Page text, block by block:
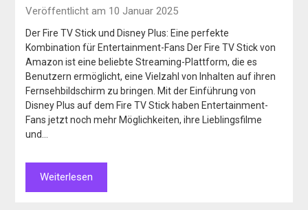
Veröffentlicht am 10 Januar 2025
Der Fire TV Stick und Disney Plus: Eine perfekte
Kombination für Entertainment-Fans Der Fire TV Stick von
Amazon ist eine beliebte Streaming-Plattform, die es
Benutzern ermöglicht, eine Vielzahl von Inhalten auf ihren
Fernsehbildschirm zu bringen. Mit der Einführung von
Disney Plus auf dem Fire TV Stick haben Entertainment-
Fans jetzt noch mehr Möglichkeiten, ihre Lieblingsfilme
und…
Weiterlesen